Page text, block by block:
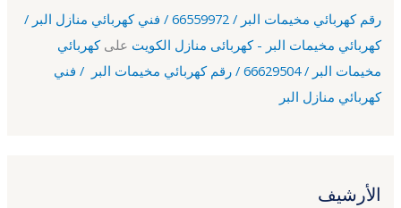
رقم كهربائي مخيمات البر / 66559972 / فني كهربائي منازل البر /
كهربائي مخيمات البر - كهربائى منازل الكويت علىكهربائي
مخيمات البر / 66629504 / رقم كهربائي مخيمات البر / فني
كهربائي منازل البر
الأرشيف